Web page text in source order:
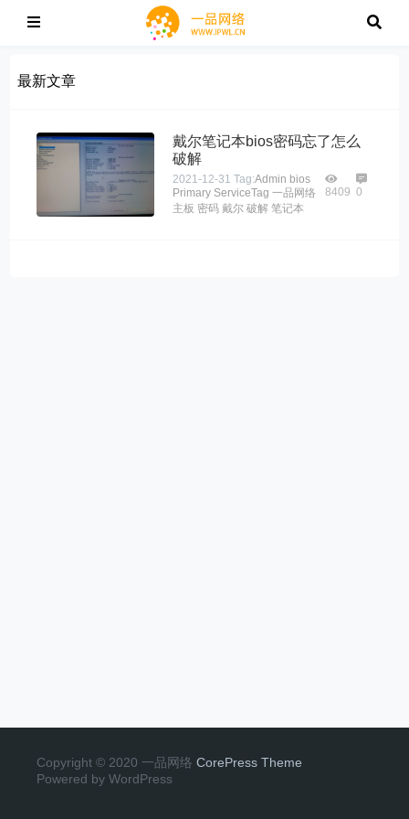
最新文章
戴尔笔记本bios密码忘了怎么
破解
2021-12-31 Tag:Admin bios
Primary ServiceTag 一品网络
主板 密码 戴尔 破解 笔记本
8409 0
Copyright © 2020 一品网络 CorePress Theme
Powered by WordPress